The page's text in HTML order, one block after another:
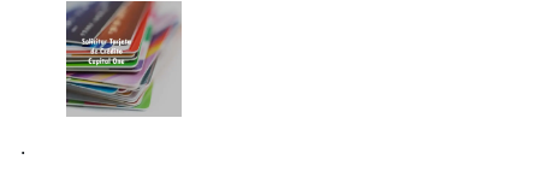
.